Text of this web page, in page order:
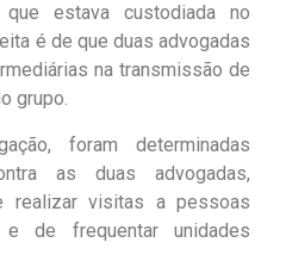
estava custodiada no
é de que duas advogadas
na transmissão de
grupo.
foram determinadas
as duas advogadas,
realizar visitas a pessoas
de frequentar unidades